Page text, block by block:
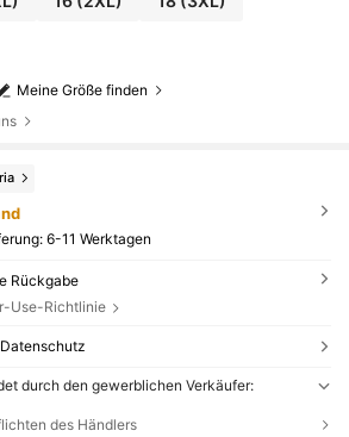
Meine Größe finden
6-11 Werktagen
Rückgabe
Use-Richtlinie
durch den gewerblichen Verkäufer:
des Händlers